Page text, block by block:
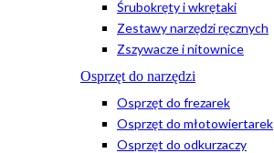
Śrubokręty i wkrętaki
Zestawy narzędzi ręcznych
Zszywacze i nitownice
Osprzęt do narzędzi
Osprzęt do frezarek
Osprzęt do młotowiertarek
Osprzęt do odkurzaczy